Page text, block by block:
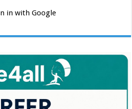
in with Google